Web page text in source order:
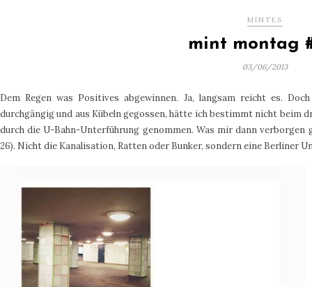
MINTES
mint montag
03/06/2013
Dem Regen was Positives abgewinnen. Ja, langsam reicht es.
durchgängig und aus Kübeln gegossen, hätte ich bestimmt nicht beim
durch die U-Bahn-Unterführung genommen. Was mir dann
26). Nicht die Kanalisation, Ratten oder Bunker, sondern eine Berliner